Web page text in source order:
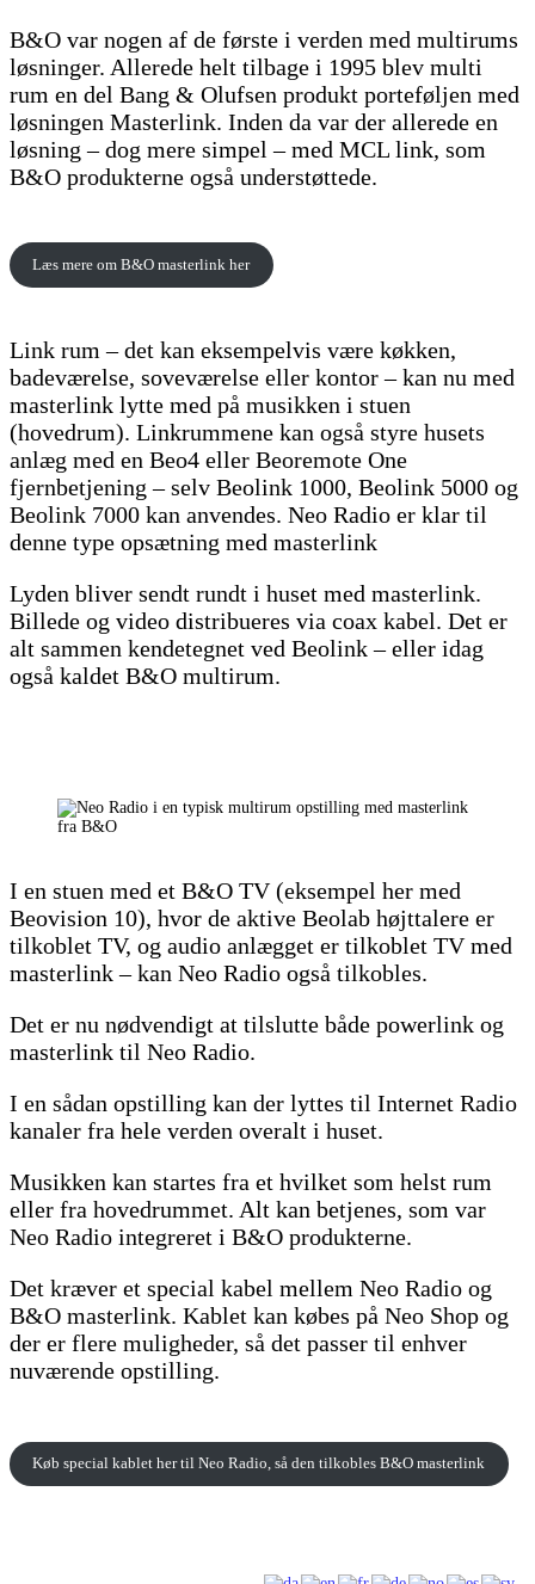
B&O var nogen af de første i verden med multirums
løsninger. Allerede helt tilbage i 1995 blev multi
rum en del Bang & Olufsen produkt porteføljen med
løsningen Masterlink. Inden da var der allerede en
løsning – dog mere simpel – med MCL link, som
B&O produkterne også understøttede.
Læs mere om B&O masterlink her
Link rum – det kan eksempelvis være køkken,
badeværelse, soveværelse eller kontor – kan nu med
masterlink lytte med på musikken i stuen
(hovedrum). Linkrummene kan også styre husets
anlæg med en Beo4 eller Beoremote One
fjernbetjening – selv Beolink 1000, Beolink 5000 og
Beolink 7000 kan anvendes. Neo Radio er klar til
denne type opsætning med masterlink
Lyden bliver sendt rundt i huset med masterlink.
Billede og video distribueres via coax kabel. Det er
alt sammen kendetegnet ved Beolink – eller idag
også kaldet B&O multirum.
I en stuen med et B&O TV (eksempel her med
Beovision 10), hvor de aktive Beolab højttalere er
tilkoblet TV, og audio anlægget er tilkoblet TV med
masterlink – kan Neo Radio også tilkobles.
Det er nu nødvendigt at tilslutte både powerlink og
masterlink til Neo Radio.
I en sådan opstilling kan der lyttes til Internet Radio
kanaler fra hele verden overalt i huset.
Musikken kan startes fra et hvilket som helst rum
eller fra hovedrummet. Alt kan betjenes, som var
Neo Radio integreret i B&O produkterne.
Det kræver et special kabel mellem Neo Radio og
B&O masterlink. Kablet kan købes på Neo Shop og
der er flere muligheder, så det passer til enhver
nuværende opstilling.
Køb special kablet her til Neo Radio, så den tilkobles B&O masterlink